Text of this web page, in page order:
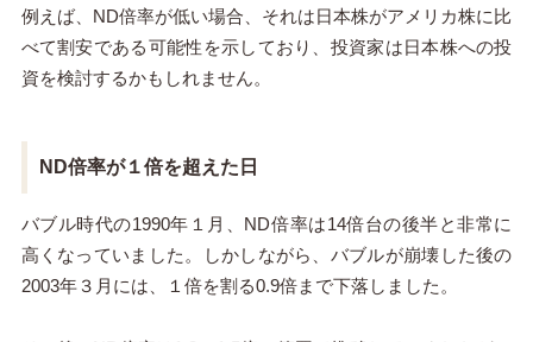
例えば、ND倍率が低い場合、それは日本株がアメリカ株に比
べて割安である可能性を示しており、投資家は日本株への投
資を検討するかもしれません。
ND倍率が１倍を超えた日
バブル時代の1990年１月、ND倍率は14倍台の後半と非常に
高くなっていました。しかしながら、バブルが崩壊した後の
2003年３月には、１倍を割る0.9倍まで下落しました。